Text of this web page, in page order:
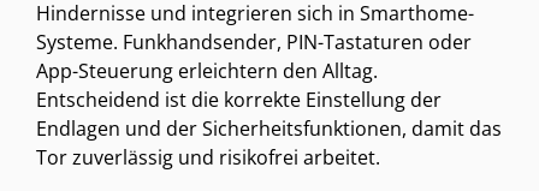
Hindernisse und integrieren sich in Smarthome-
Systeme. Funkhandsender, PIN-Tastaturen oder
App-Steuerung erleichtern den Alltag.
Entscheidend ist die korrekte Einstellung der
Endlagen und der Sicherheitsfunktionen, damit das
Tor zuverlässig und risikofrei arbeitet.